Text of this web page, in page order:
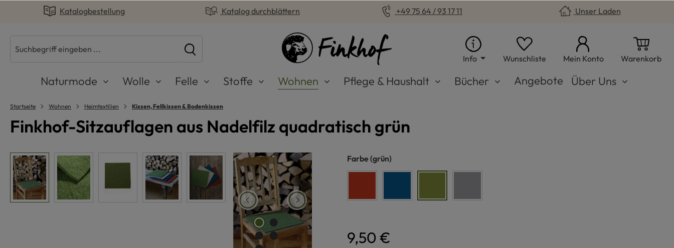
Zur Hauptnavigation springen
Katalogbestellung Katalog durchblättern +49 75 64 / 93 17 11 Unser Laden
Info Wunschliste Du hast 0 Produkte auf dem
Mein Konto Warenkorb
Naturmode Wolle Felle Stoffe Wohnen Pflege & Haushalt Bücher Angebote Über Uns
Startseite Wohnen Heimtextilien Kissen, Fellkissen & Bodenkissen
Finkhof-Sitzauflagen aus Nadelfilz quadratisch grün
Bildergalerie überspringen Farbe auswählen
(grün)
9,50 €